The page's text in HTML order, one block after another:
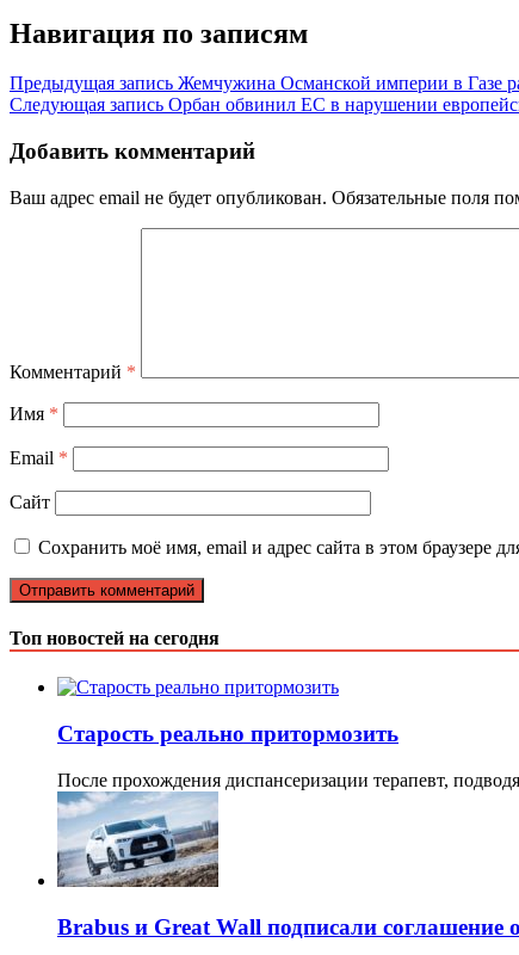
Навигация по записям
Предыдущая запись Жемчужина Османской империи в Газе
Следующая запись Орбан обвинил ЕС в нарушении
Добавить комментарий
Ваш адрес email не будет опубликован. Обязательные поля
Комментарий *
Имя *
Email *
Сайт
Сохранить моё имя, email и адрес сайта в этом браузере
Топ новостей на сегодня
Старость реально притормозить
После прохождения диспансеризации терапевт,
Brabus и Great Wall подписали соглашение